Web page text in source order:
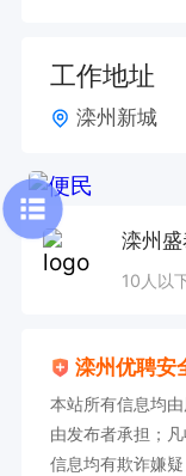
工作地址
滦州新城
滦州
10人以
滦州优聘安
本站所有信息均
由发布者承担；
信息均有欺诈嫌